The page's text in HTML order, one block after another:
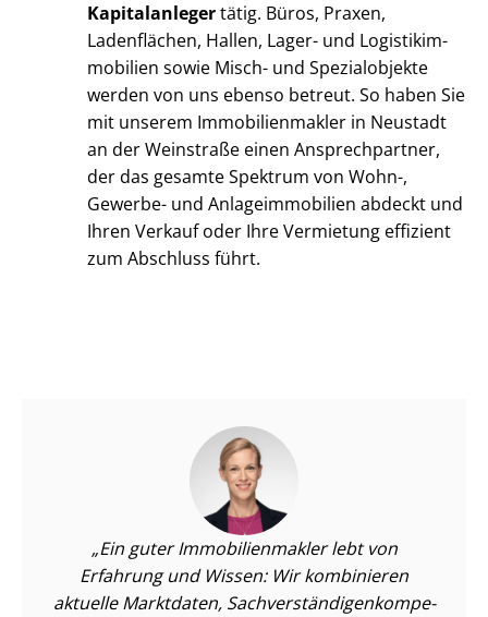
Kapitalanlegertätig. Büros, Praxen,
Ladenflächen, Hallen, Lager- und Lo­gis­tik­im­
mo­bi­li­en sowie Misch- und Spezialobjekte
werden von uns ebenso betreut. So haben Sie
mit unserem Im­mo­bi­li­en­mak­ler in Neustadt
an der Weinstraße einen Ansprechpartner,
der das gesamte Spektrum von Wohn-,
Gewerbe- und An­la­ge­im­mo­bi­li­en abdeckt und
Ihren Verkauf oder Ihre Vermietung effizient
zum Abschluss führt.
Ein guter Im­mo­bi­li­en­mak­ler lebt von
Erfahrung und Wissen: Wir kombinieren
aktuelle Marktdaten, Sach­ver­stän­di­gen­kom­pe­